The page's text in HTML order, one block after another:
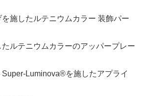
施したルテニウムカラー 装飾パー
ルテニウムカラーのアッパープレー
Luminova®を施したアプライ